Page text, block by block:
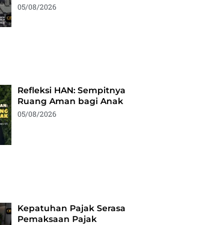
05/08/2026
Refleksi HAN: Sempitnya
Ruang Aman bagi Anak
05/08/2026
Kepatuhan Pajak Serasa
Pemaksaan Pajak